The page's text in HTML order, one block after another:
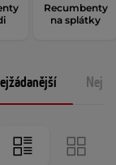
Recumbenty
na splátky